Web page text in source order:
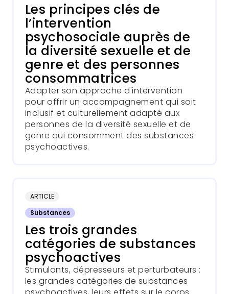
Les principes clés de
l’intervention
psychosociale auprès de
la diversité sexuelle et de
genre et des personnes
consommatrices
Adapter son approche d'intervention
pour offrir un accompagnement qui soit
inclusif et culturellement adapté aux
personnes de la diversité sexuelle et de
genre qui consomment des substances
psychoactives.
ARTICLE
Substances
Les trois grandes
catégories de substances
psychoactives
Stimulants, dépresseurs et perturbateurs :
les grandes catégories de substances